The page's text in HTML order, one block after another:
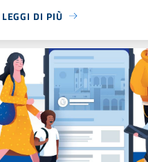
LEGGI DI PIÙ